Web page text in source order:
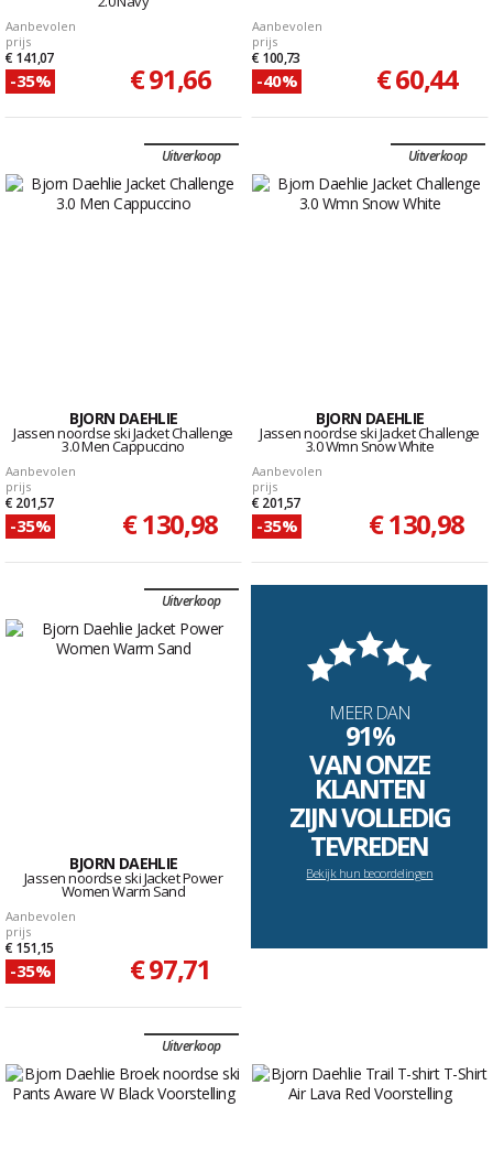
Aanbevolen
prijs
€ 141,07
-35% € 91,66
Aanbevolen
prijs
€ 100,73
-40% € 60,44
Uitverkoop
BJORN DAEHLIE
Jassen noordse ski Jacket Challenge
3.0 Men Cappuccino
Aanbevolen
prijs
€ 201,57
-35% € 130,98
Uitverkoop
BJORN DAEHLIE
Jassen noordse ski Jacket Challenge
3.0 Wmn Snow White
Aanbevolen
prijs
€ 201,57
-35% € 130,98
Uitverkoop
BJORN DAEHLIE
Jassen noordse ski Jacket Power
Women Warm Sand
Aanbevolen
prijs
€ 151,15
-35% € 97,71
MEER DAN
91%
VAN ONZE
KLANTEN
ZIJN VOLLEDIG
TEVREDEN
Bekijk hun beoordelingen
Uitverkoop